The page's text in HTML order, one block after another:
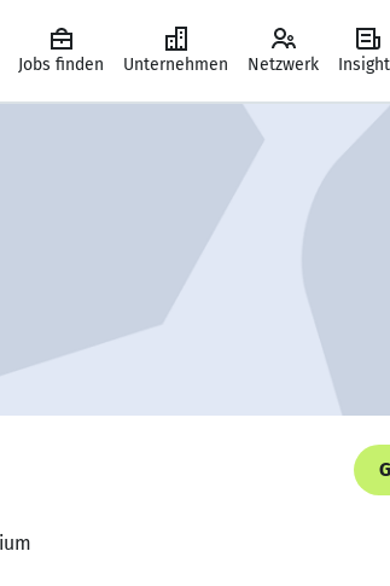
Jobs finden Unternehmen Netzwerk